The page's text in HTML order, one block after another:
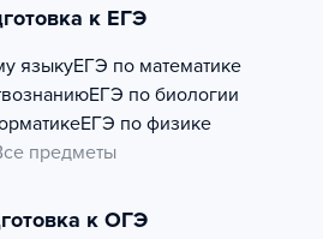
к ЕГЭ
языкуЕГЭ по математике
ЕГЭ по биологии
ЕГЭ по физике
предметы
к ОГЭ